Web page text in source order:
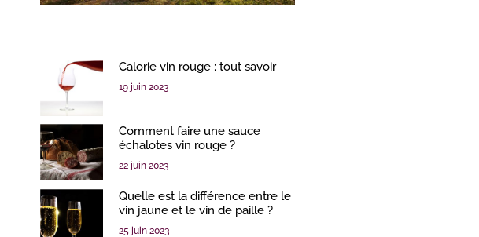
Calorie vin rouge : tout savoir
19 juin 2023
Comment faire une sauce
échalotes vin rouge ?
22 juin 2023
Quelle est la différence entre le
vin jaune et le vin de paille ?
25 juin 2023